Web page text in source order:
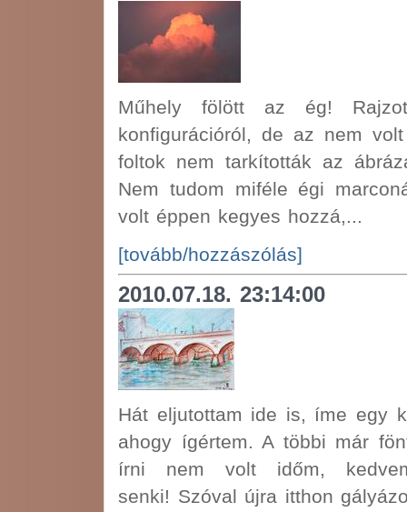
Műhely fölött az ég!
konfigurációról, de az nem
foltok nem tarkították az
Nem tudom miféle égi
volt éppen kegyes hozzá,...
[tovább/hozzászólás]
2010.07.18. 23:14:00
Hát eljutottam ide is, íme egy
ahogy ígértem. A többi már
írni nem volt időm,
senki! Szóval újra itthon